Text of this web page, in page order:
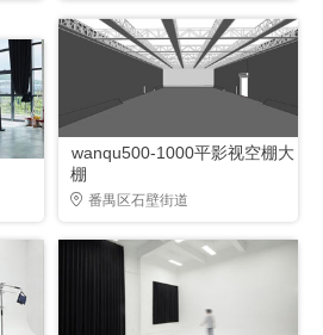
wanqu500-1000平影视空棚大
棚
番禺区石壁街道